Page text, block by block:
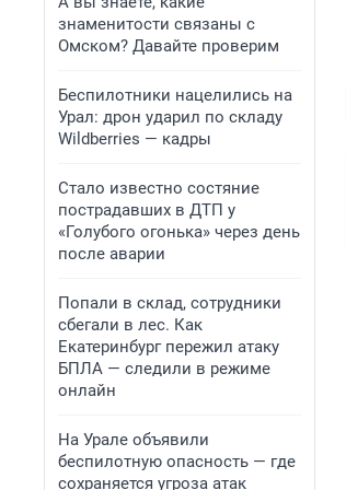
знаменитости связаны с
Омском? Давайте проверим
Беспилотники нацелились на
Урал: дрон ударил по складу
Wildberries — кадры
Стало известно состяние
пострадавших в ДТП у
«Голубого огонька» через день
после аварии
Попали в склад, сотрудники
сбегали в лес. Как
Екатеринбург пережил атаку
БПЛА — следили в режиме
онлайн
На Урале объявили
беспилотную опасность — где
сохраняется угроза атак